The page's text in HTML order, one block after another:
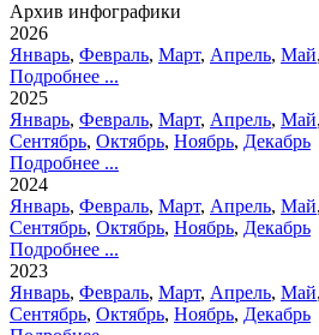
Архив инфографики
2026
Январь, Февраль, Март, Апрель, Май,
Подробнее ...
2025
Январь, Февраль, Март, Апрель, Май,
Сентябрь, Октябрь, Ноябрь, Декабрь
Подробнее ...
2024
Январь, Февраль, Март, Апрель, Май,
Сентябрь, Октябрь, Ноябрь, Декабрь
Подробнее ...
2023
Январь, Февраль, Март, Апрель, Май,
Сентябрь, Октябрь, Ноябрь, Декабрь